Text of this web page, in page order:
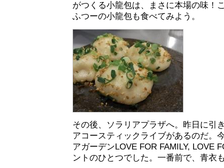
がつくる小龍包は、まさに本場の味！
ふつーの小龍包も食べてみよう。
その後、ソラリアプラザへ。昨日に引
アコースティックライブがあるのだ。
アガーデンLOVE FOR FAMILY, LOVE
ントのひとつでした。一番前で、青衣